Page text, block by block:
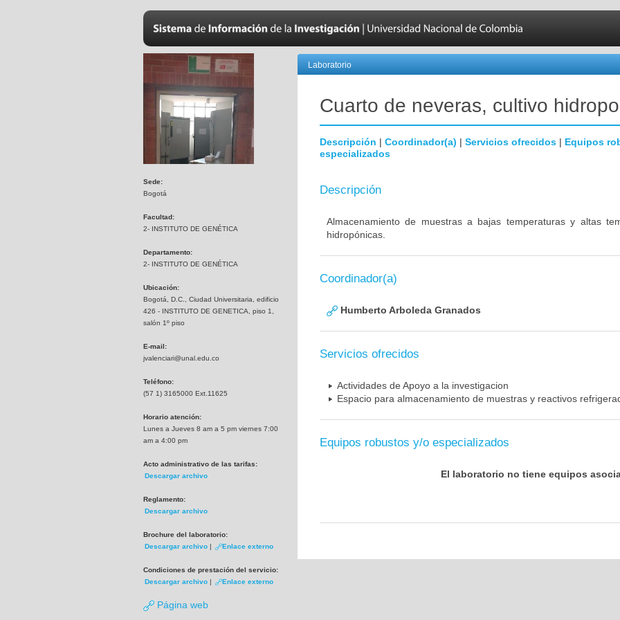
Sede:
Bogotá
Facultad:
2- INSTITUTO DE GENÉTICA
Departamento:
2- INSTITUTO DE GENÉTICA
Ubicación:
Bogotá, D.C., Ciudad Universitaria, edificio
426 - INSTITUTO DE GENETICA, piso 1,
salón 1º piso
E-mail:
jvalenciari@unal.edu.co
Teléfono:
(57 1) 3165000 Ext.11625
Horario atención:
Lunes a Jueves 8 am a 5 pm viernes 7:00
am a 4:00 pm
Acto administrativo de las tarifas:
Descargar archivo
Reglamento:
Descargar archivo
Brochure del laboratorio:
Descargar archivo | Enlace externo
Condiciones de prestación del servicio:
Descargar archivo | Enlace externo
Página web
Laboratorio
Cuarto de neveras, cultivo
Descripción | Coordinador(a) | Servicios ofrecidos | Equipos
especializados
Descripción
Almacenamiento de muestras a bajas temperaturas y altas
hidropónicas.
Coordinador(a)
Humberto Arboleda Granados
Servicios ofrecidos
Actividades de Apoyo a la investigacion
Espacio para almacenamiento de muestras y reactivos
Equipos robustos y/o especializados
El laboratorio no tiene equipos